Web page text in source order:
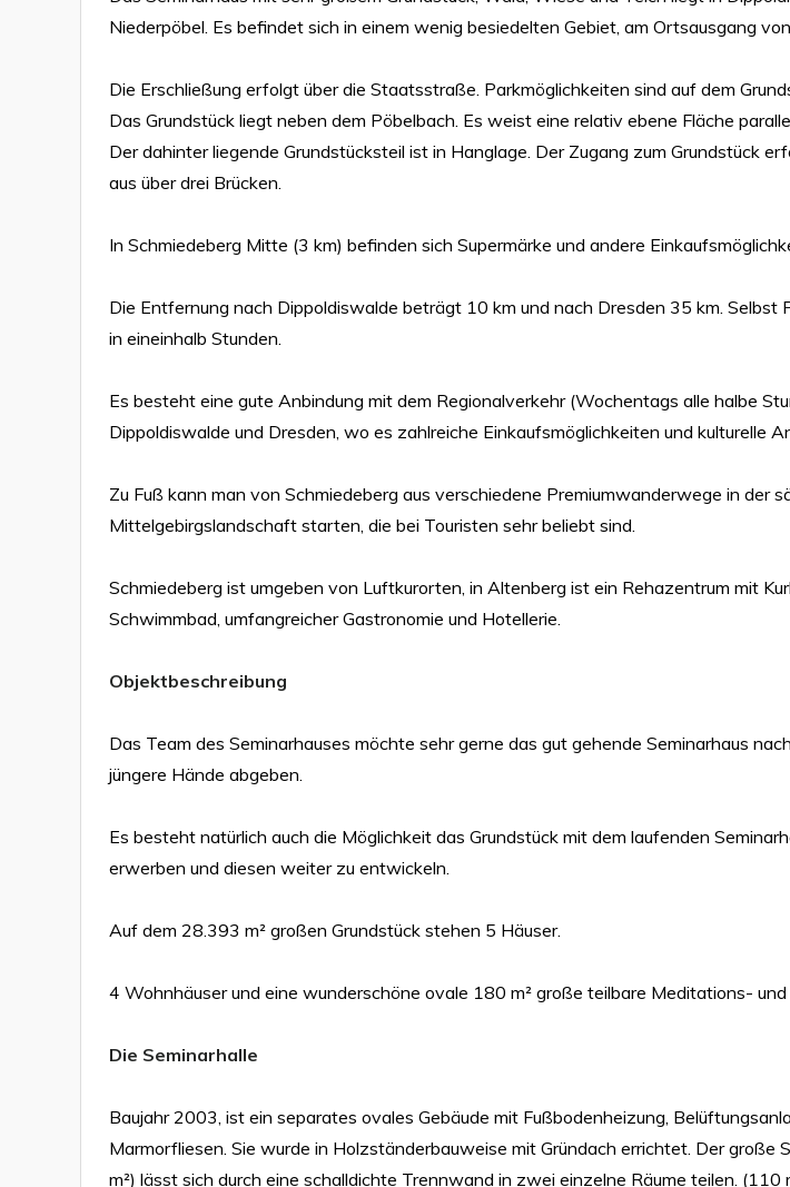
Niederpöbel. Es befindet sich in einem wenig besiedelten Gebiet, am Ortsausgang
Die Erschließung erfolgt über die Staatsstraße. Parkmöglichkeiten sind auf dem
Das Grundstück liegt neben dem Pöbelbach. Es weist eine relativ ebene Fläche
Der dahinter liegende Grundstücksteil ist in Hanglage. Der Zugang zum Grundstück
aus über drei Brücken.
In Schmiedeberg Mitte (3 km) befinden sich Supermärke und andere
Die Entfernung nach Dippoldiswalde beträgt 10 km und nach Dresden 35 km. Selbst
in eineinhalb Stunden.
Es besteht eine gute Anbindung mit dem Regionalverkehr (Wochentags alle halbe
Dippoldiswalde und Dresden, wo es zahlreiche Einkaufsmöglichkeiten und kulturelle
Zu Fuß kann man von Schmiedeberg aus verschiedene Premiumwanderwege in der
Mittelgebirgslandschaft starten, die bei Touristen sehr beliebt sind.
Schmiedeberg ist umgeben von Luftkurorten, in Altenberg ist ein Rehazentrum mit
Schwimmbad, umfangreicher Gastronomie und Hotellerie.
Objektbeschreibung
Das Team des Seminarhauses möchte sehr gerne das gut gehende Seminarhaus
jüngere Hände abgeben.
Es besteht natürlich auch die Möglichkeit das Grundstück mit dem laufenden
erwerben und diesen weiter zu entwickeln.
Auf dem 28.393 m² großen Grundstück stehen 5 Häuser.
4 Wohnhäuser und eine wunderschöne ovale 180 m² große teilbare Meditations- und
Die Seminarhalle
Baujahr 2003, ist ein separates ovales Gebäude mit Fußbodenheizung,
Marmorfliesen. Sie wurde in Holzständerbauweise mit Gründach errichtet. Der große
m²) lässt sich durch eine schalldichte Trennwand in zwei einzelne Räume teilen. (110